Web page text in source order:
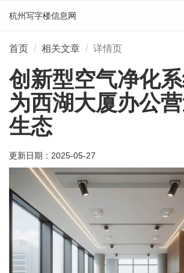
杭州写字楼信息网
首页 相关文章 详情页
创新型空气净化
为西湖大厦办公
生态
更新日期： 2025-05-27